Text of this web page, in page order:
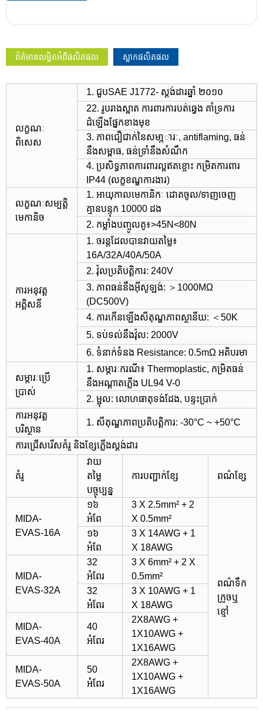
ព័ត៌មានលម្អិតអំពីផលិតផល ស្លាកផលិតផល
លក្ខណៈ
ពិសេស
1. ជួបSAE J1772- ស្តង់ដារឆ្នាំ ២០១០
22. រូបរាងស្អាត ការពារការបត់ឆ្វេង គាំទ្រការ
ដំឡើងផ្នែកខាងមុខ
3. ភាពជឿជាក់នៃសមា្ភារៈ, antiflaming, ធន់
នឹងសម្ពាធ, ធន់ទ្រាំនឹងសំណឹក
4. ប្រសិទ្ធភាពការពារល្អឥតខ្ចោះ កម្រិតការពារ
IP44 (លក្ខខណ្ឌការងារ)
លក្ខណៈសម្បត្តិ
មេកានិច
1. អាយុកាលមេកានិកៈ ដោតចូល/ទាញចេញ
គ្មានបន្ទុក 10000 ដង
2. កម្លាំងបញ្ចូលគូ៖>45N<80N
ការអនុវត្ត
អគ្គិសនី
1. ចរន្តដែលបានវាយតម្លៃ៖
16A/32A/40A/50A
2. វ៉ុលប្រតិបត្តិការ: 240V
3. ភាពធន់នឹងអ៊ីសូឡង់: ＞1000MΩ
(DC500V)
4. ការកើនឡើងសីតុណ្ហភាពស្ថានីយ: ＜50K
5. ទប់ទល់នឹងវ៉ុល: 2000V
6. ទំនាក់ទំនង Resistance: 0.5mΩ អតិបរមា
សម្ភារៈប្រើ
ប្រាស់
1. សម្ភារៈករណី៖ Thermoplastic, កម្រិតធន់
នឹងអណ្តាតភ្លើង UL94 V-0
2. ម្ជុល: លោហធាតុទង់ដែង, បន្ទះប្រាក់
ការអនុវត្ត
បរិស្ថាន
1. សីតុណ្ហភាពប្រតិបត្តិការ: -30°C ~ +50°C
ការជ្រើសរើសគំរូ និងខ្សែភ្លើងស្តង់ដារ
គំរូ
វាយ
តម្លៃ
បច្ចុប្បន្ន
ការបញ្ជាក់ខ្សែ ពណ៌ខ្សែ
MIDA-
EVAS-16A
១៦
អំពែ
3 X 2.5mm² + 2
X 0.5mm²
ពណ៌ទឹក
ក្រូចឬ
ខ្មៅ
១៦
អំពែ
3 X 14AWG + 1
X 18AWG
MIDA-
EVAS-32A
32
អំពែរ
3 X 6mm² + 2 X
0.5mm²
32
អំពែរ
3 X 10AWG + 1
X 18AWG
MIDA-
EVAS-40A
40
អំពែរ
2X8AWG +
1X10AWG +
1X16AWG
MIDA-
EVAS-50A
50
អំពែរ
2X8AWG +
1X10AWG +
1X16AWG